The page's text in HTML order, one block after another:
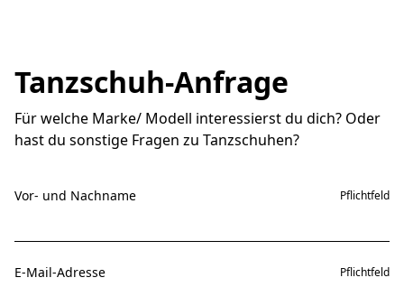
Tanzschuh-Anfrage
Für welche Marke/ Modell interessierst du dich? Oder
hast du sonstige Fragen zu Tanzschuhen?
Vor- und Nachname Pflichtfeld
E-Mail-Adresse Pflichtfeld